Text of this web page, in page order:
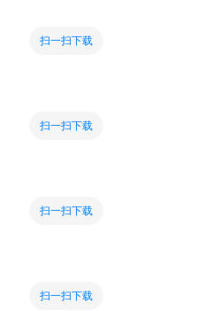
扫一扫下载
扫一扫下载
扫一扫下载
扫一扫下载